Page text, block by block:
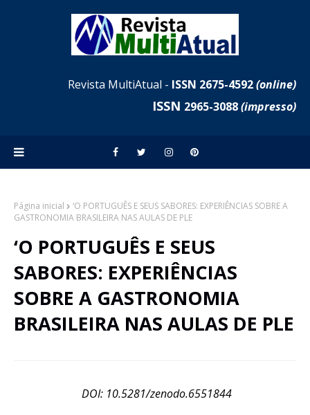
Revista MultiAtual - ISSN 2675-4592(online)
ISSN 2965-3088(impresso)
Página inicial
‘O PORTUGUÊS E SEUS SABORES: EXPERIÊNCIAS SOBRE A
GASTRONOMIA BRASILEIRA NAS AULAS DE PLE
‘O PORTUGUÊS E SEUS
SABORES: EXPERIÊNCIAS
SOBRE A GASTRONOMIA
BRASILEIRA NAS AULAS DE PLE
DOI: 10.5281/zenodo.6551844